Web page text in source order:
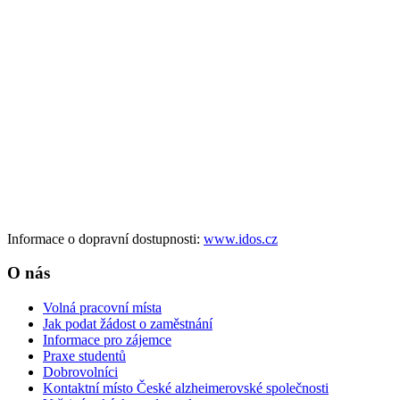
Informace o dopravní dostupnosti: www.idos.cz
O nás
Volná pracovní místa
Jak podat žádost o zaměstnání
Informace pro zájemce
Praxe studentů
Dobrovolníci
Kontaktní místo České alzheimerovské společnosti